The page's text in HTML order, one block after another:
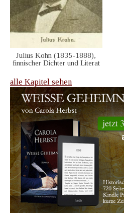
Julius Kohn (1835-1888),
finnischer Dichter und Literat
alle Kapitel sehen